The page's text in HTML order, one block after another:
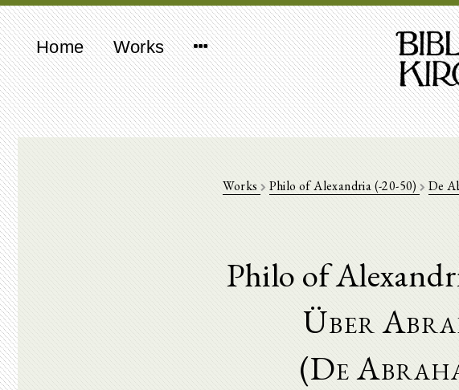
Home Works
Works Philo of Alexandria (-20-50) De
Philo of
Über
(De